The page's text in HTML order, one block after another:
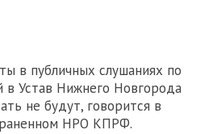
в публичных слушаниях по
в Устав Нижнего Новгорода
не будут, говорится в
НРО КПРФ.